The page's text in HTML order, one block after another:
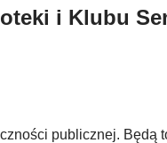
i Klubu
publicznej. Będą